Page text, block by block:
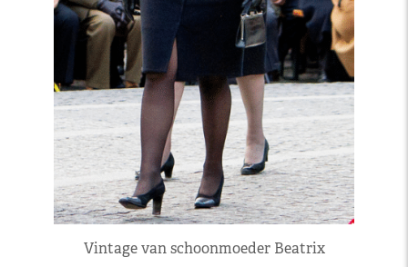
Vintage van schoonmoeder Beatrix